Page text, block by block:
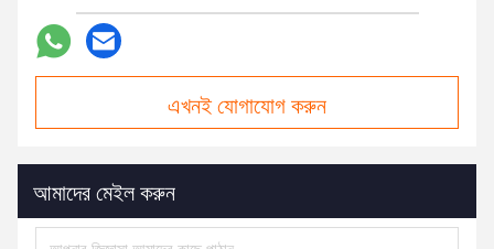
এখনই যোগাযোগ করুন
আমাদের মেইল করুন